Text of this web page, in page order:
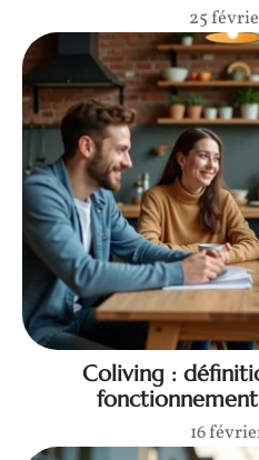
25
Coliving :
16